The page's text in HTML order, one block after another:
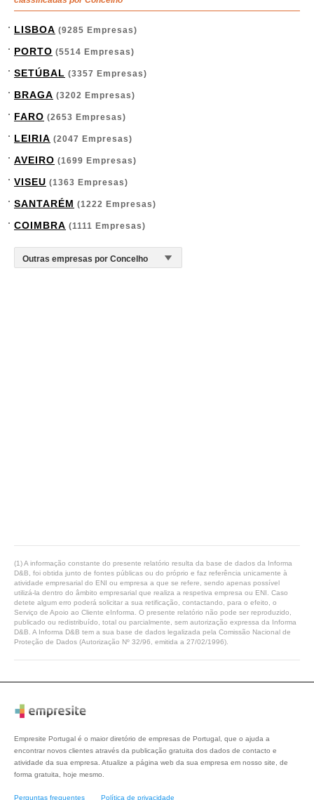
LISBOA (9285 Empresas)
PORTO (5514 Empresas)
SETÚBAL (3357 Empresas)
BRAGA (3202 Empresas)
FARO (2653 Empresas)
LEIRIA (2047 Empresas)
AVEIRO (1699 Empresas)
VISEU (1363 Empresas)
SANTARÉM (1222 Empresas)
COIMBRA (1111 Empresas)
(1) A informação constante do presente relatório resulta da base de dados da Informa
D&B, foi obtida junto de fontes públicas ou do próprio e faz referência unicamente à
atividade empresarial do ENI ou empresa a que se refere, sendo apenas possível
utilizá-la dentro do âmbito empresarial que realiza a respetiva empresa ou ENI. Caso
detete algum erro poderá solicitar a sua retificação, contactando, para o efeito, o
Serviço de Apoio ao Cliente eInforma. O presente relatório não pode ser reproduzido,
publicado ou redistribuído, total ou parcialmente, sem autorização expressa da Informa
D&B. A Informa D&B tem a sua base de dados legalizada pela Comissão Nacional de
Proteção de Dados (Autorização Nº 32/96, emitida a 27/02/1996).
Empresite Portugal é o maior diretório de empresas de Portugal, que o ajuda a
encontrar novos clientes através da publicação gratuita dos dados de contacto e
atividade da sua empresa. Atualize a página web da sua empresa em nosso site, de
forma gratuita, hoje mesmo.
Perguntas frequentes Política de privacidade